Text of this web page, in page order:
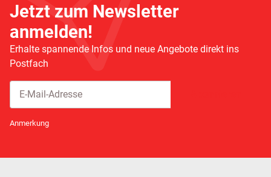
Jetzt zum Newsletter
anmelden!
Erhalte spannende Infos und neue Angebote direkt ins
Postfach
Anmerkung